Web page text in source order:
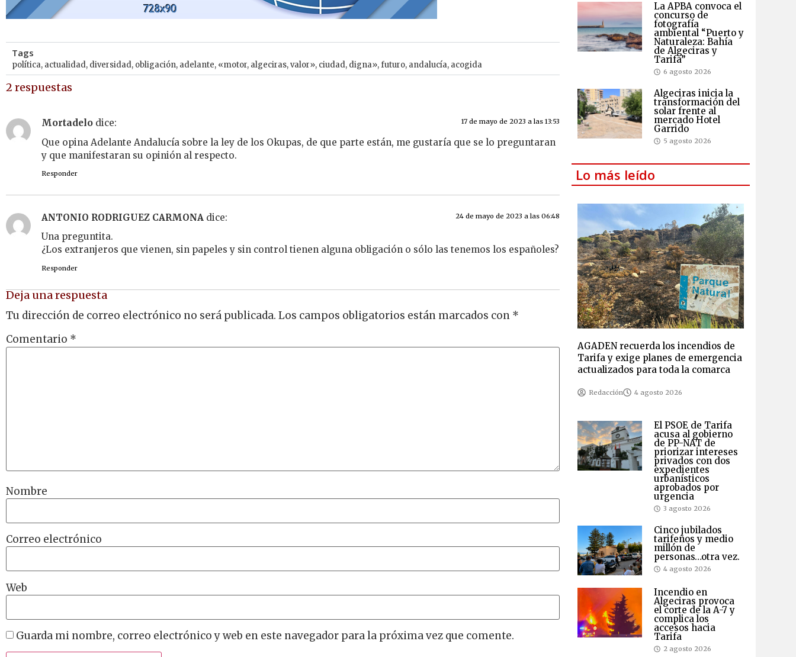
Tags
política, actualidad, diversidad, obligación, adelante, «motor, algeciras,valor», ciudad, digna»,futuro, andalucía, acogida
2 respuestas
Mortadelo dice: 17 de mayo de 2023 a las 13:53
Que opina Adelante Andalucía sobre la ley de los Okupas, de que parte están, me gustaría que se lo preguntaran
y que manifestaran su opinión al respecto.
Responder
ANTONIO RODRIGUEZ CARMONA dice: 24 de mayo de 2023 a las 06:48
Una preguntita.
¿Los extranjeros que vienen, sin papeles y sin control tienen alguna obligación o sólo las tenemos los españoles?
Responder
Deja una respuesta
Tu dirección de correo electrónico no será publicada. Los campos obligatorios están marcados con *
Comentario *
Nombre
Correo electrónico
Web
Guarda mi nombre, correo electrónico y web en este navegador para la próxima vez que comente.
La APBA convoca el
concurso de
fotografía
ambiental “Puerto y
Naturaleza: Bahía
de Algeciras y
Tarifa”
6 agosto 2026
Algeciras inicia la
transformación del
solar frente al
mercado Hotel
Garrido
5 agosto 2026
Lo más leído
AGADEN recuerda los incendios de
Tarifa y exige planes de emergencia
actualizados para toda la comarca
Redacción 4 agosto 2026
El PSOE de Tarifa
acusa al gobierno
de PP-NAT de
priorizar intereses
privados con dos
expedientes
urbanísticos
aprobados por
urgencia
3 agosto 2026
Cinco jubilados
tarifeños y medio
millón de
personas…otra vez.
4 agosto 2026
Incendio en
Algeciras provoca
el corte de la A-7 y
complica los
accesos hacia
Tarifa
2 agosto 2026